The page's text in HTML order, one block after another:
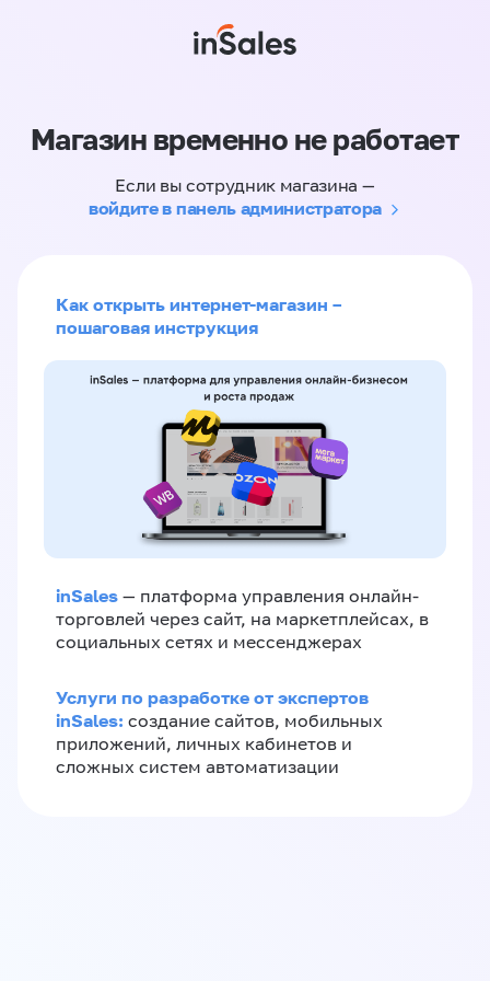
Магазин временно не работает
Если вы сотрудник магазина —
войдите в панель администратора
Как открыть интернет-магазин –
пошаговая инструкция
inSales — платформа управления онлайн-
торговлей через сайт, на маркетплейсах, в
социальных сетях и мессенджерах
Услуги по разработке от экспертов
inSales: создание сайтов, мобильных
приложений, личных кабинетов и
сложных систем автоматизации